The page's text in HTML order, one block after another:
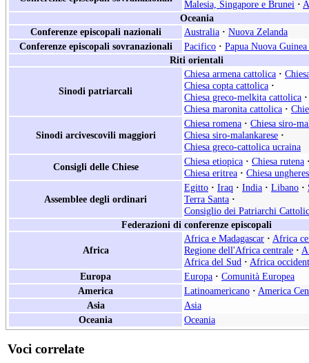
Malesia, Singapore e Brunei ·
Oceania
Conferenze episcopali nazionali
Australia · Nuova Zelanda
Conferenze episcopali sovranazionali
Pacifico · Papua Nuova
Riti orientali
Sinodi patriarcali
Chiesa armena cattolica ·
Chiesa copta cattolica ·
Chiesa greco-melkita cattolica ·
Chiesa maronita cattolica ·
Sinodi arcivescovili maggiori
Chiesa romena · Chiesa siro-
Chiesa siro-malankarese ·
Chiesa greco-cattolica ucraina
Consigli delle Chiese
Chiesa etiopica · Chiesa rutena
Chiesa eritrea · Chiesa
Assemblee degli ordinari
Egitto · Iraq · India · Libano ·
Terra Santa ·
Consiglio dei Patriarchi
Federazioni di conferenze episcopali
Africa
Africa e Madagascar · Africa
Regione dell'Africa centrale ·
Africa del Sud · Africa
Europa
Europa · Comunità Europea
America
Latinoamericano · America
Asia
Asia
Oceania
Oceania
Voci correlate